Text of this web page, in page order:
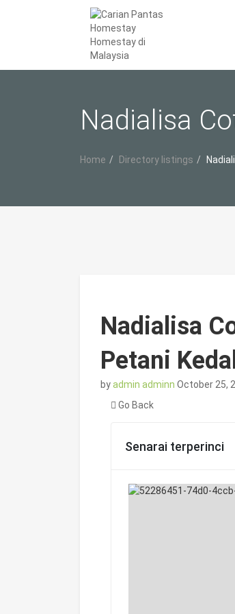
Nadialisa
Home Directory listings
Nadialisa
Petani
byadmin adminn October 25,
Go Back
Senarai terperinci